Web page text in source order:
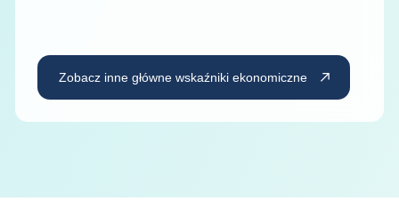
Zobacz inne główne wskaźniki ekonomiczne